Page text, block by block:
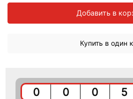
Добавить в
Купить в один
0 0 0 5